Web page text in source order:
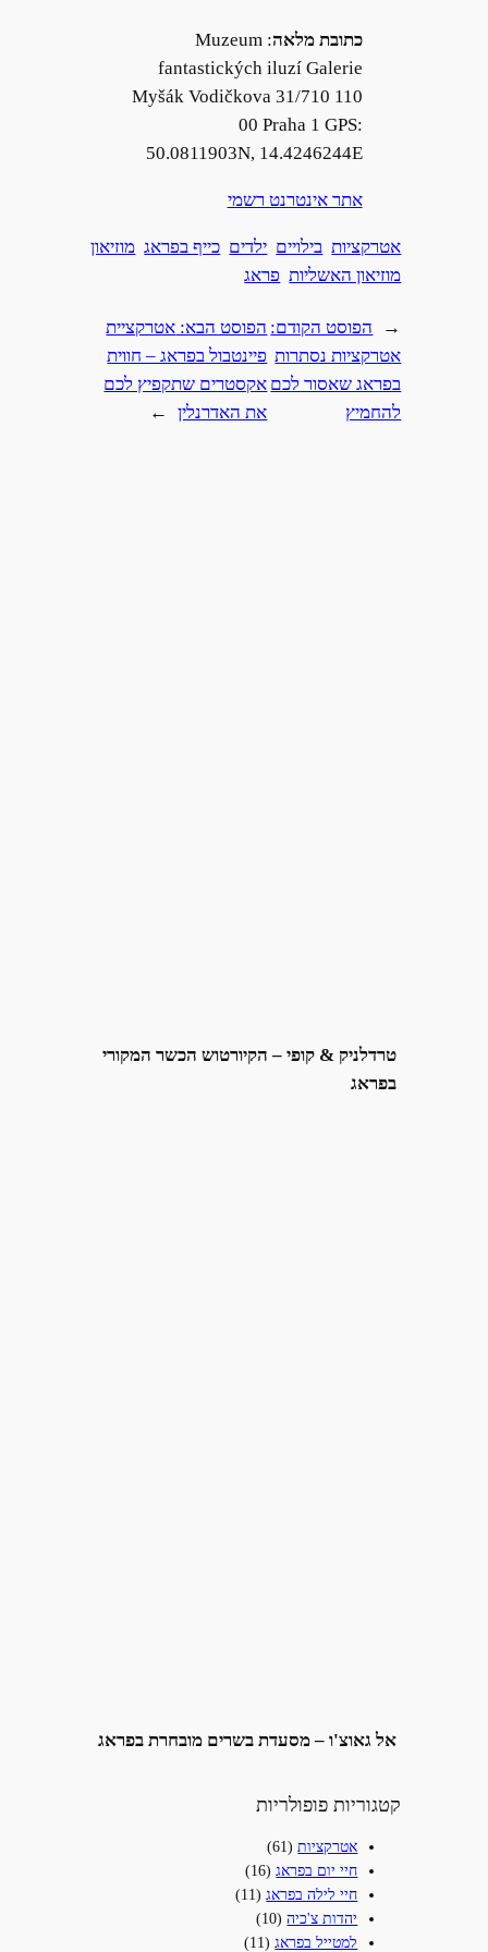
כתובת מלאה : Muzeum
fantastických iluzí Galerie
Myšák Vodičkova 31/710 110
00 Praha 1 GPS:
50.0811903N, 14.4246244E
אתר אינטרנט רשמי
אטרקציות בילויים ילדים כייף בפראג מוזיאון
מוזיאון האשליות פראג
←
הפוסט הקודם:
אטרקציות נסתרות
בפראג שאסור לכם
להחמיץ
הפוסט הבא: אטרקציית
פיינטבול בפראג – חווית
אקסטרים שתקפיץ לכם
את האדרנלין
→
טרדלניק & קופי – הקיורטוש הכשר המקורי
בפראג
אל גאוצ'ו – מסעדת בשרים מובחרת בפראג
קטגוריות פופולריות
אטרקציות(61)
חיי יום בפראג(16)
חיי לילה בפראג(11)
יהדות צ'כיה(10)
למטייל בפראג(11)